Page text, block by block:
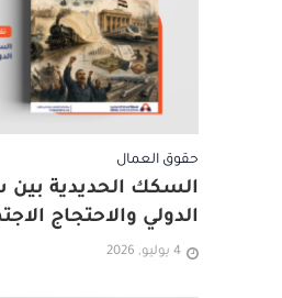
حقوق العمال
السكك الحديدية
الدولي والاحتجاج
4 يوليو, 2026